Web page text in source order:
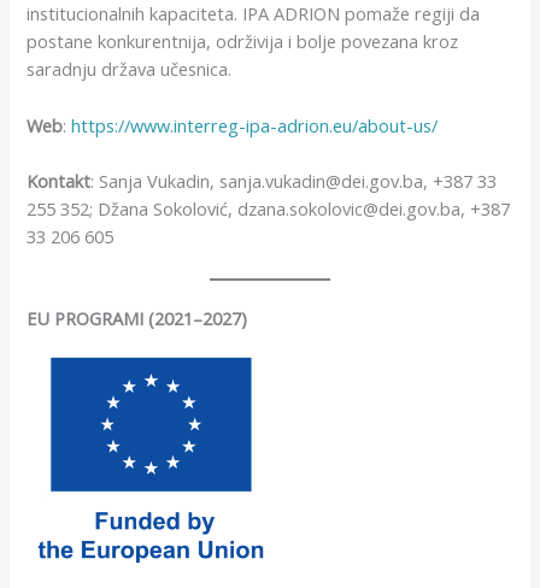
institucionalnih kapaciteta. IPA ADRION pomaže regiji da
postane konkurentnija, održivija i bolje povezana kroz
saradnju država učesnica.
Web:https://www.interreg-ipa-adrion.eu/about-us/
Kontakt: Sanja Vukadin, sanja.vukadin@dei.gov.ba, +387 33
255 352; Džana Sokolović, dzana.sokolovic@dei.gov.ba, +387
33 206 605
EU PROGRAMI (2021–2027)